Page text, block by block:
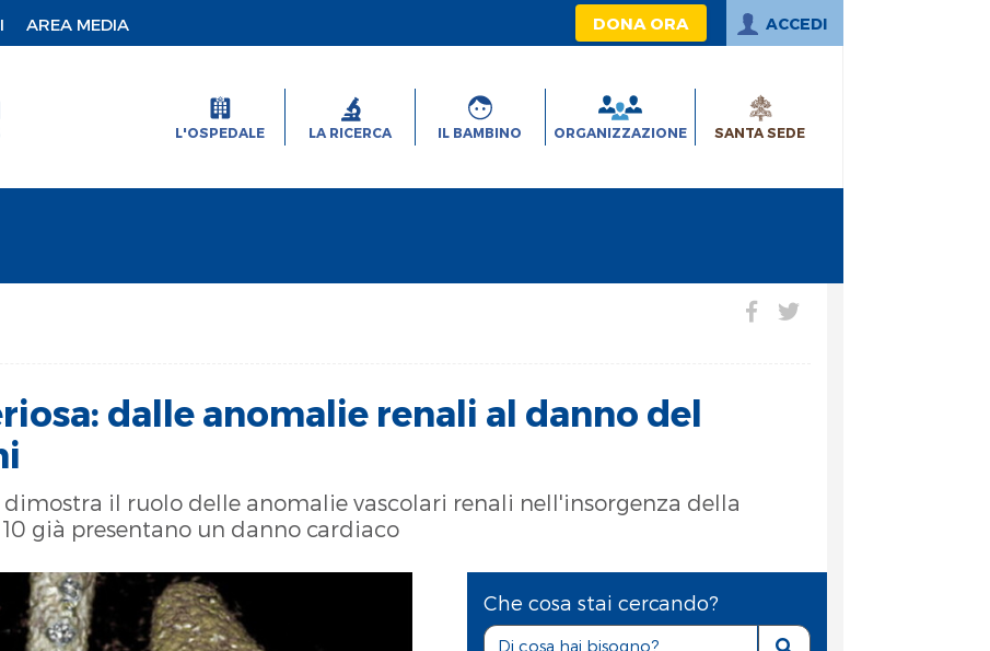
AREA MEDIA DONA ORA ACCEDI
L'OSPEDALE LA RICERCA IL BAMBINO ORGANIZZAZIONE SANTA SEDE
dalle anomalie renali al danno del
dimostra il ruolo delle anomalie vascolari renali nell'insorgenza della
già presentano un danno cardiaco
Che cosa stai cercando?